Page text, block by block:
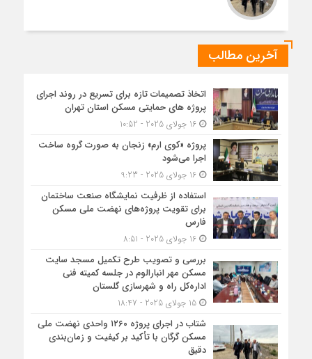
آخرین مطالب
اتخاذ تصمیمات تازه برای تسریع در روند اجرای
پروژه های حمایتی مسکن استان تهران
16 جولای 2025 - 10:52
پروژه «کوی ارم» زنجان به صورت گروه ساخت
اجرا می‌شود
16 جولای 2025 - 9:23
استفاده از ظرفیت نمایشگاه صنعت ساختمان
برای تقویت پروژه‌های نهضت ملی مسکن
فارس
16 جولای 2025 - 8:51
بررسی و تصویب طرح تکمیل مسجد سایت
مسکن مهر انبارالوم در جلسه کمیته فنی
اداره‌کل راه و شهرسازی گلستان
15 جولای 2025 - 18:47
شتاب در اجرای پروژه ۱۲۶۰ واحدی نهضت ملی
مسکن گرگان با تأکید بر کیفیت و زمان‌بندی
دقیق